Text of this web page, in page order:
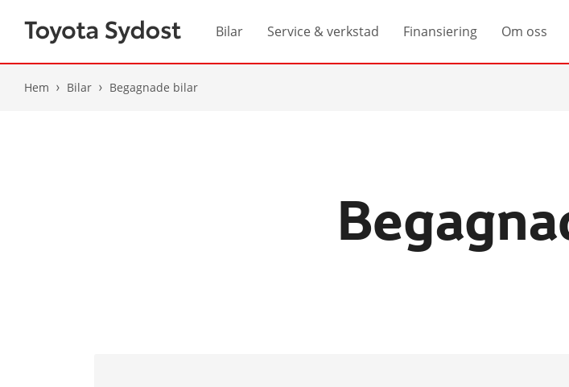
Bilar Service & verkstad Finansiering Om oss
Hem Bilar Begagnade bilar